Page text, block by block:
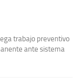
trabajo preventivo
ante sistema